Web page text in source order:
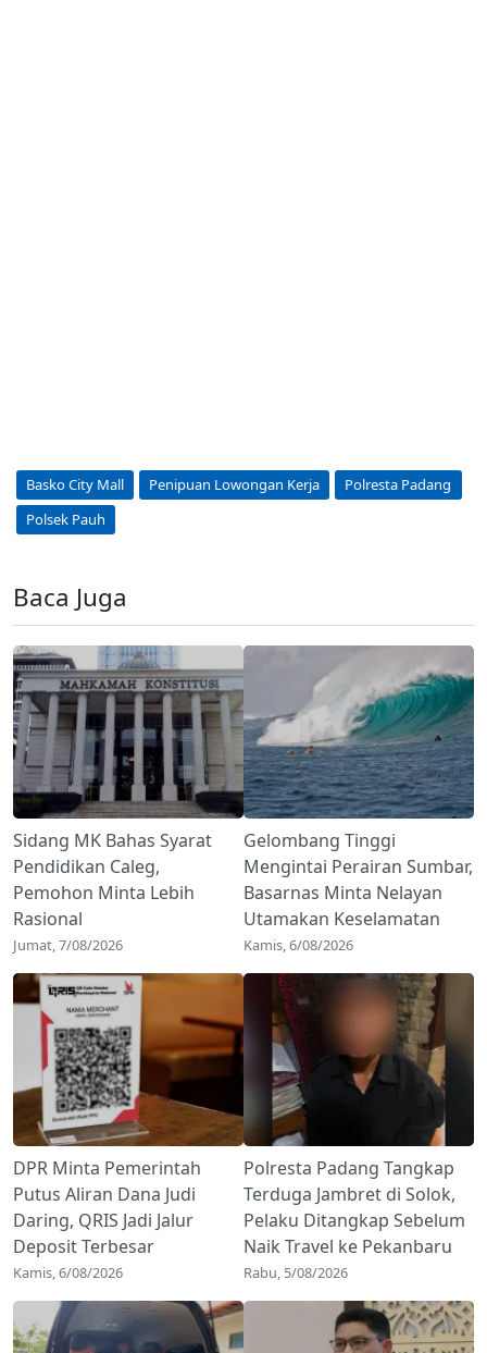
Basko City Mall Penipuan Lowongan Kerja
Polresta Padang
Polsek Pauh
Baca Juga
Sidang MK Bahas Syarat
Pendidikan Caleg,
Pemohon Minta Lebih
Rasional
Jumat, 7/08/2026
Gelombang Tinggi
Mengintai Perairan Sumbar,
Basarnas Minta Nelayan
Utamakan Keselamatan
Kamis, 6/08/2026
DPR Minta Pemerintah
Putus Aliran Dana Judi
Daring, QRIS Jadi Jalur
Deposit Terbesar
Kamis, 6/08/2026
Polresta Padang Tangkap
Terduga Jambret di Solok,
Pelaku Ditangkap Sebelum
Naik Travel ke Pekanbaru
Rabu, 5/08/2026